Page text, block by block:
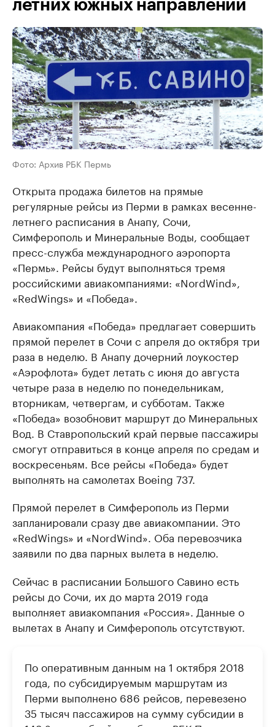
летних южных направлений
Фото: Архив РБК Пермь
Открыта продажа билетов на прямые
регулярные рейсы из Перми в рамках весенне-
летнего расписания в Анапу, Сочи,
Симферополь и Минеральные Воды, сообщает
пресс-служба международного аэропорта
«Пермь». Рейсы будут выполняться тремя
российскими авиакомпаниями: «NordWind»,
«RedWings» и «Победа».
Авиакомпания «Победа» предлагает совершить
прямой перелет в Сочи с апреля до октября три
раза в неделю. В Анапу дочерний лоукостер
«Аэрофлота» будет летать с июня до августа
четыре раза в неделю по понедельникам,
вторникам, четвергам, и субботам. Также
«Победа» возобновит маршрут до Минеральных
Вод. В Ставропольский край первые пассажиры
смогут отправиться в конце апреля по средам и
воскресеньям. Все рейсы «Победа» будет
выполнять на самолетах Boeing 737.
Прямой перелет в Симферополь из Перми
запланировали сразу две авиакомпании. Это
«RedWings» и «NordWind». Оба перевозчика
заявили по два парных вылета в неделю.
Сейчас в расписании Большого Савино есть
рейсы до Сочи, их до марта 2019 года
выполняет авиакомпания «Россия». Данные о
вылетах в Анапу и Симферополь отсутствуют.
По оперативным данным на 1 октября 2018
года, по субсидируемым маршрутам из
Перми выполнено 686 рейсов, перевезено
35 тысяч пассажиров на сумму субсидии в